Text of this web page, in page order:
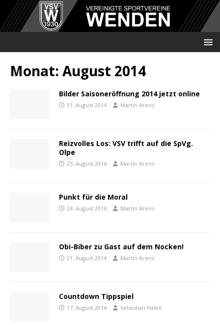
Monat: August 2014
Bilder Saisoneröffnung 2014 jetzt online
31. August 2014 Martin Arens
Reizvolles Los: VSV trifft auf die SpVg.
Olpe
25. August 2014 Martin Arens
Punkt für die Moral
24. August 2014 Martin Arens
Obi-Biber zu Gast auf dem Nocken!
21. August 2014 Martin Arens
Countdown Tippspiel
17. August 2014 Sebastian Halbe